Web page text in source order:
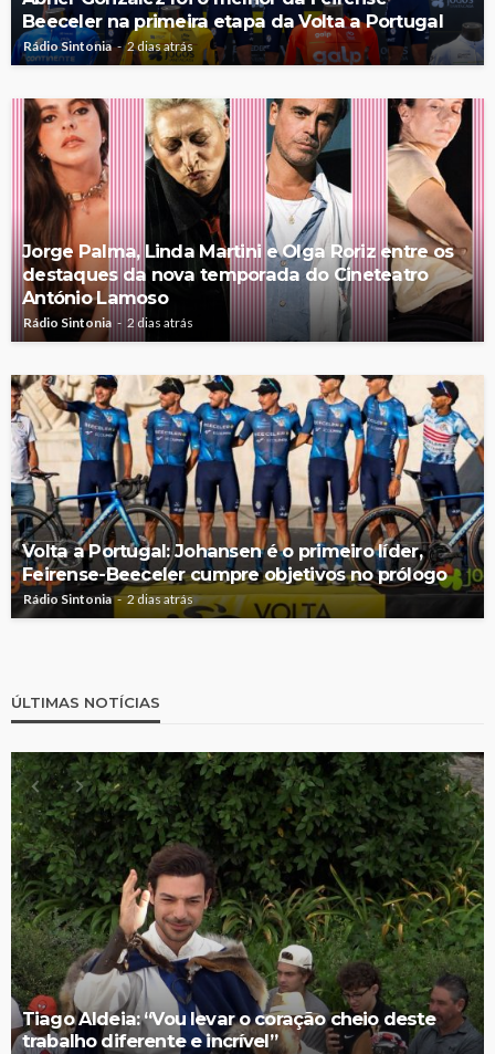
Beeceler na primeira etapa da Volta a Portugal
Rádio Sintonia 2 dias atrás
Jorge Palma, Linda Martini e Olga Roriz entre os
destaques da nova temporada do Cineteatro
António Lamoso
Rádio Sintonia 2 dias atrás
Volta a Portugal: Johansen é o primeiro líder,
Feirense-Beeceler cumpre objetivos no prólogo
Rádio Sintonia 2 dias atrás
ÚLTIMAS NOTÍCIAS
Tiago Aldeia: “Vou levar o coração cheio deste
trabalho diferente e incrível”